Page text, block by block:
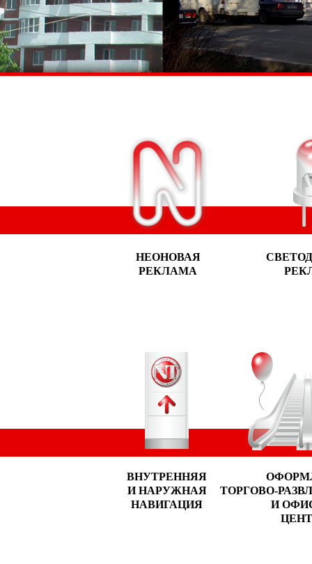
НЕОНОВАЯ
РЕКЛАМА
ВНУТРЕННЯЯ
И НАРУЖНАЯ
НАВИГАЦИЯ
ТОРГОВО-
И